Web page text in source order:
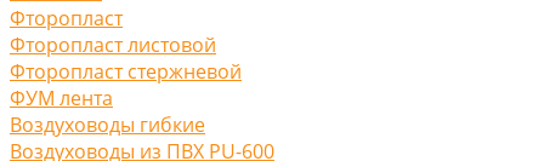
Фторопласт
Фторопласт листовой
Фторопласт стержневой
ФУМ лента
Воздуховоды гибкие
Воздуховоды из ПВХ PU-600